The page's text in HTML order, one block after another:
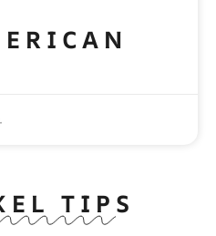
TIPS